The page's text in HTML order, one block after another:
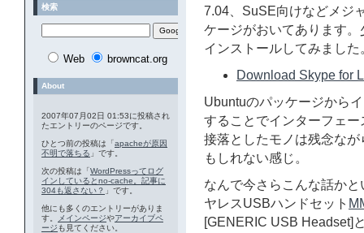
7.04、SuSE向けなどメジ
ケージがおいてあります
インストールしてみました
Download Skype for
Ubuntuのパッケージから
することでインターフェ
接落としたモノは残念な
もしれない感じ。
なんで今さらこんな話か
ヤレスUSBハンドセット
[GENERIC USB Headset]
検索
Web browncat.org
About
2007年07月02日 01:53に投稿され
たエントリーのページです。
ひとつ前の投稿は「apacheが原因
不明で落ちる 」です。
次の投稿は「WordPressってログ
インしているとno-cache。記事に
304も返さない？ 」です。
他にも多くのエントリーがありま
す。
メインページやアーカイブペ
ージ も見てください。